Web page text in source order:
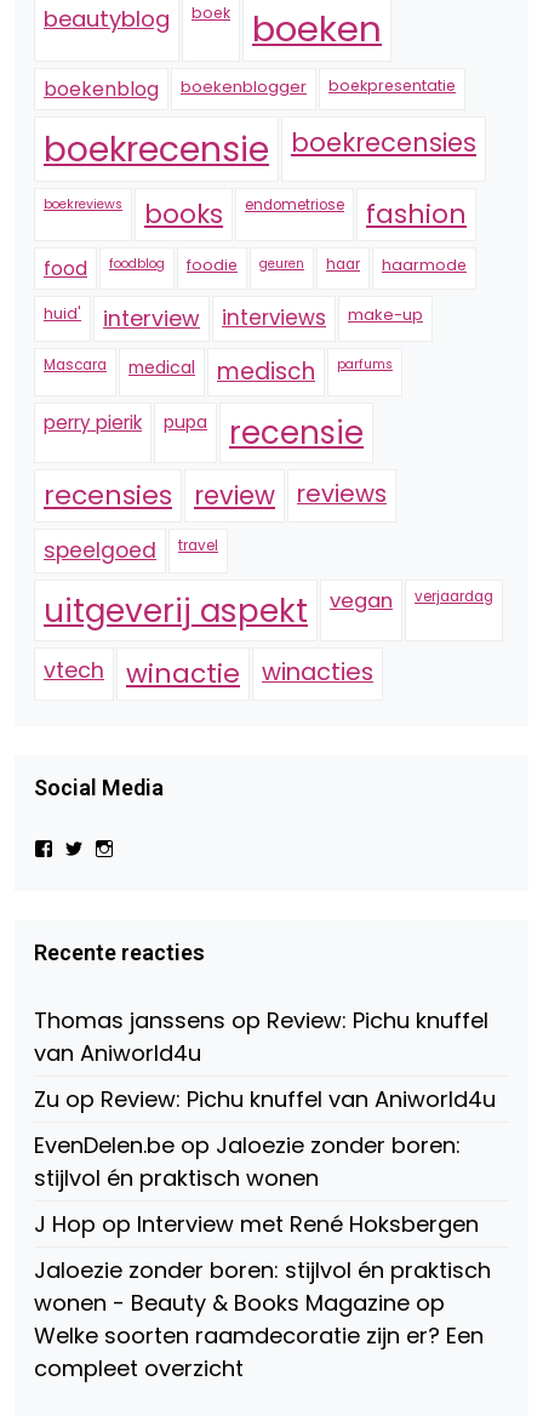
beautyblog boek boeken
boekenblog boekenblogger boekpresentatie
boekrecensie boekrecensies
boekreviews books endometriose fashion
food foodblog foodie geuren haar haarmode
huid' interview interviews make-up
Mascara medical medisch parfums
perry pierik pupa recensie
recensies review reviews
speelgoed travel
uitgeverij aspekt vegan verjaardag
vtech winactie winacties
Social Media
Bekijk
Beauty-
147775071915783/?
Facebook
Bekijk
op
Twitter
op
Instagram
Recente reacties
Thomas janssens op Review: Pichu knuffel
van Aniworld4u
Zu op Review: Pichu knuffel van Aniworld4u
EvenDelen.be op Jaloezie zonder boren:
stijlvol én praktisch wonen
J Hop op Interview met René Hoksbergen
Jaloezie zonder boren: stijlvol én praktisch
wonen - Beauty & Books Magazine op
Welke soorten raamdecoratie zijn er? Een
compleet overzicht